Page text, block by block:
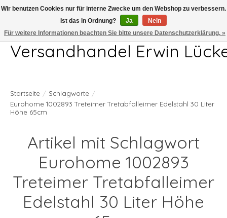
Telefon 04407 715872 MO-DO 7.00-17.00Uhr FR 7.00-13.00Uhr
Versandhandel Erwin
Startseite / Schlagworte /
Eurohome 1002893 Treteimer Tretabfalleimer Edelstahl 30 Liter
Höhe 65cm
Artikel mit Schlagwort
Eurohome 1002893
Treteimer Tretabfalleimer
Edelstahl 30 Liter Höhe
Wir benutzen Cookies nur für interne Zwecke um den Webshop zu verbessern.
Ist das in Ordnung?
Ja
Nein
Für weitere Informationen beachten Sie bitte unsere Datenschutzerklärung. »